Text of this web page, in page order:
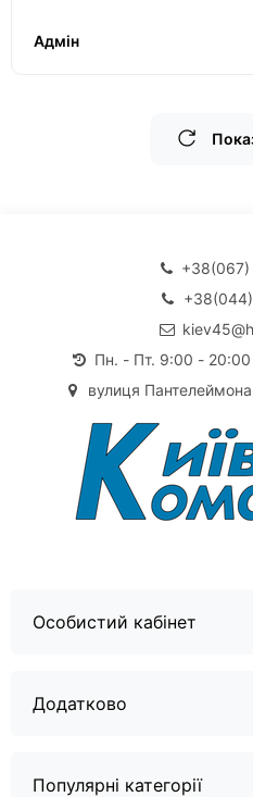
Адмін
Пн. - Пт. 9:00 -
вулиця
Особистий кабінет
Додатково
Популярні категорії